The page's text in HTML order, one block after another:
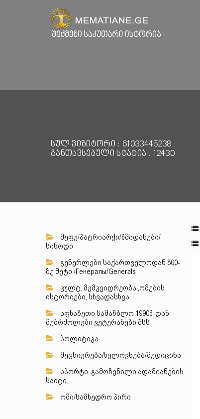
სულ ვიზიტორი : 61033445238
განთავსებული სტატია : 12430
მეფე/პატრიარქი/წმიდანები/
სინოდი
გენერლები საქართველოდან 800-
ზე მეტი /Генералы/Generals
კულტ. მემკვიდრეობა ,ომების
ისტორიები, სხვადასხვა
აფხაზეთი სამაჩბლო 1990წ-დან
მებრძოლები ვეტერანები შსს
პოლიტიკა
მეცნიერება/ხელოვნება/მედიცინა
სპორტი, გამოჩენილი ადამიანების
საიტი
ომი/სამხედრო პირი